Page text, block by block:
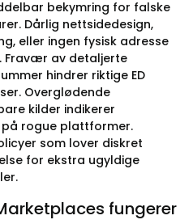
bekymring for falske
Dårlig nettsidedesign,
eller ingen fysisk adresse
Fravær av detaljerte
hindrer riktige ED
Overglødende
kilder indikerer
rogue plattformer.
som lover diskret
for ekstra ugyldige
fungerer